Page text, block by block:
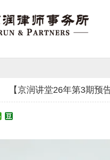
【京润讲堂26年第3期